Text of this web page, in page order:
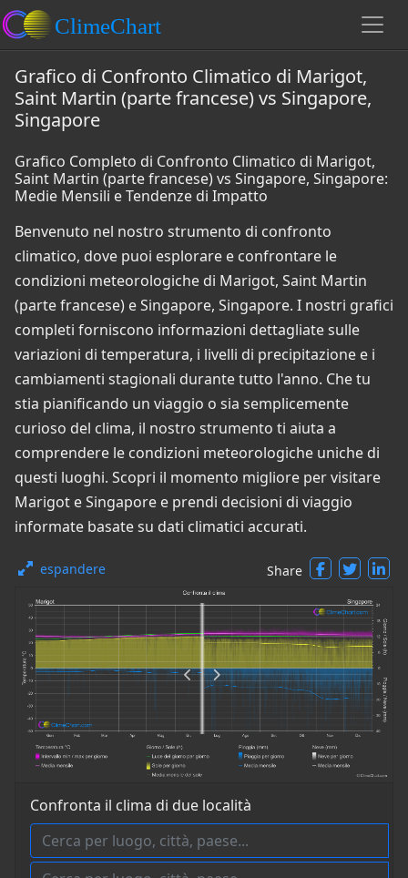
Grafico di Confronto Climatico di Marigot,
Saint Martin (parte francese) vs Singapore,
Singapore
Grafico Completo di Confronto Climatico di Marigot,
Saint Martin (parte francese) vs Singapore, Singapore:
Medie Mensili e Tendenze di Impatto
Benvenuto nel nostro strumento di confronto
climatico, dove puoi esplorare e confrontare le
condizioni meteorologiche di Marigot, Saint Martin
(parte francese) e Singapore, Singapore. I nostri grafici
completi forniscono informazioni dettagliate sulle
variazioni di temperatura, i livelli di precipitazione e i
cambiamenti stagionali durante tutto l'anno. Che tu
stia pianificando un viaggio o sia semplicemente
curioso del clima, il nostro strumento ti aiuta a
comprendere le condizioni meteorologiche uniche di
questi luoghi. Scopri il momento migliore per visitare
Marigot e Singapore e prendi decisioni di viaggio
informate basate su dati climatici accurati.
espandere Share
Confronta il clima di due località